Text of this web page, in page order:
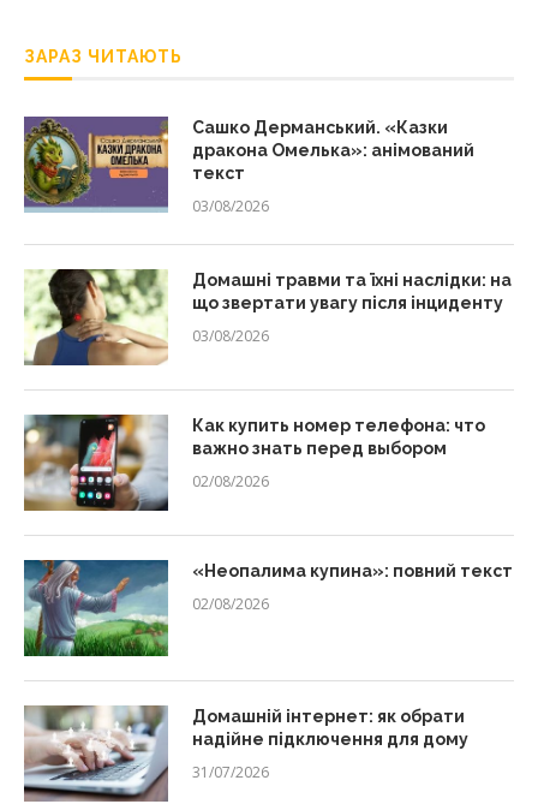
ЗАРАЗ ЧИТАЮТЬ
Сашко Дерманський. «Казки
дракона Омелька»: анімований
текст
03/08/2026
Домашні травми та їхні наслідки: на
що звертати увагу після інциденту
03/08/2026
Как купить номер телефона: что
важно знать перед выбором
02/08/2026
«Неопалима купина»: повний текст
02/08/2026
Домашній інтернет: як обрати
надійне підключення для дому
31/07/2026